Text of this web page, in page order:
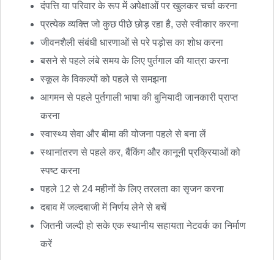
दंपत्ति या परिवार के रूप में अपेक्षाओं पर खुलकर चर्चा करना
प्रत्येक व्यक्ति जो कुछ पीछे छोड़ रहा है, उसे स्वीकार करना
जीवनशैली संबंधी धारणाओं से परे पड़ोस का शोध करना
बसने से पहले लंबे समय के लिए पुर्तगाल की यात्रा करना
स्कूल के विकल्पों को पहले से समझना
आगमन से पहले पुर्तगाली भाषा की बुनियादी जानकारी प्राप्त
करना
स्वास्थ्य सेवा और बीमा की योजना पहले से बना लें
स्थानांतरण से पहले कर, बैंकिंग और कानूनी प्रक्रियाओं को
स्पष्ट करना
पहले 12 से 24 महीनों के लिए तरलता का सृजन करना
दबाव में जल्दबाजी में निर्णय लेने से बचें
जितनी जल्दी हो सके एक स्थानीय सहायता नेटवर्क का निर्माण
करें